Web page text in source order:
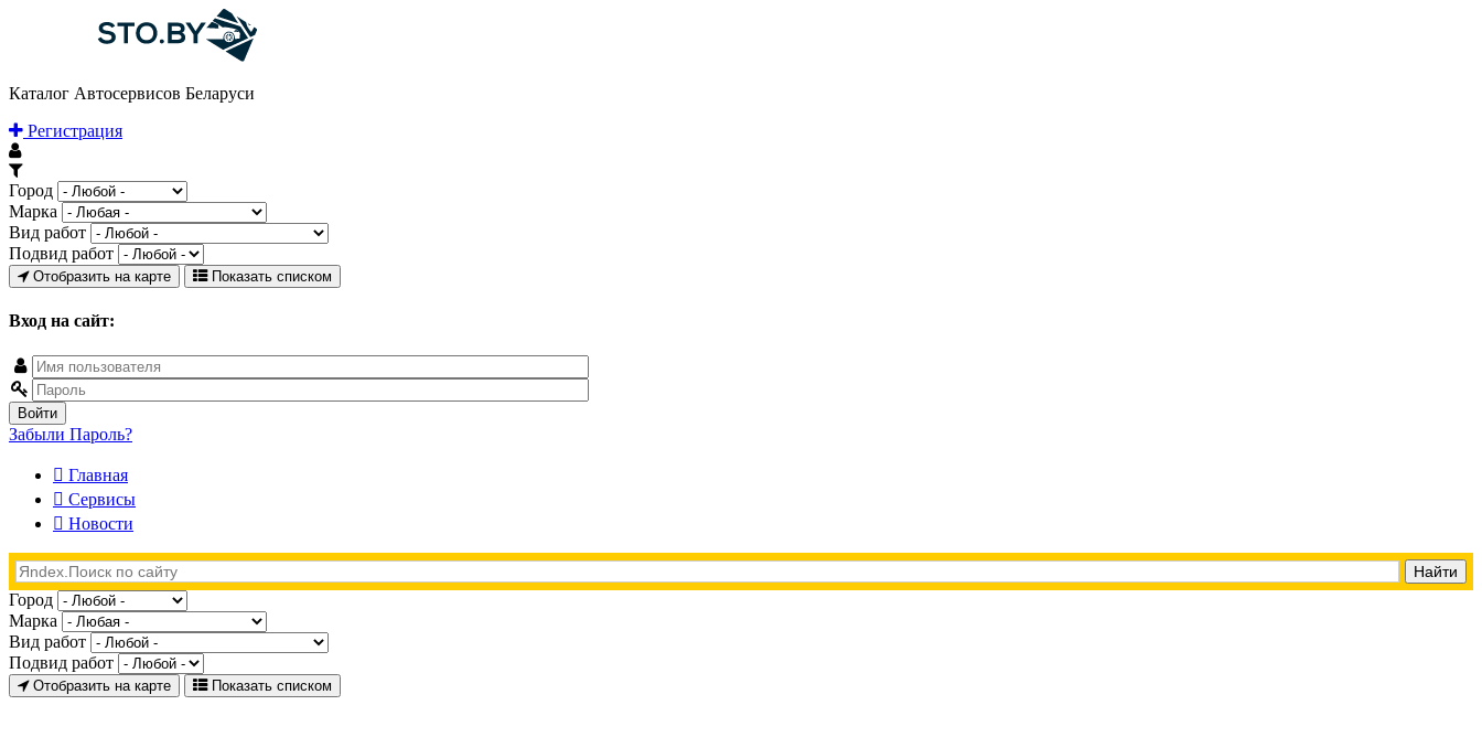
Каталог Автосервисов Беларуси
Регистрация
Город
Марка
Вид работ
Подвид работ
Отобразить на карте Показать списком
Вход на сайт:
Забыли Пароль?
Главная
Сервисы
Новости
Город
Марка
Вид работ
Подвид работ
Отобразить на карте Показать списком